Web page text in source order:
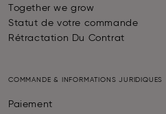
Together we grow
Statut de votre commande
Rétractation Du Contrat
COMMANDE & INFORMATIONS JURIDIQUES
Paiement